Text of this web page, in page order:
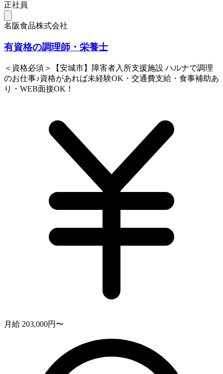
正社員
名阪食品株式会社
有資格の調理師・栄養士
＜資格必須＞【安城市】障害者入所支援施設 ハルナで調理
のお仕事♪資格があれば未経験OK・交通費支給・食事補助あ
り・WEB面接OK！
月給 203,000円〜